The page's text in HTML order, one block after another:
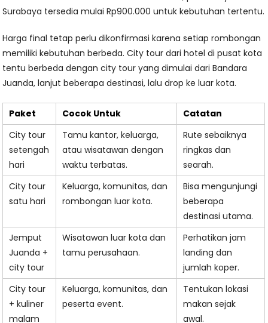
Surabaya tersedia mulai Rp900.000 untuk kebutuhan tertentu.
Harga final tetap perlu dikonfirmasi karena setiap rombongan
memiliki kebutuhan berbeda. City tour dari hotel di pusat kota
tentu berbeda dengan city tour yang dimulai dari Bandara
Juanda, lanjut beberapa destinasi, lalu drop ke luar kota.
Paket Cocok Untuk
Catatan
City tour
setengah
hari
Tamu kantor, keluarga,
atau wisatawan dengan
waktu terbatas.
Rute sebaiknya
ringkas dan
searah.
City tour
satu hari
Keluarga, komunitas, dan
rombongan luar kota.
Bisa mengunjungi
beberapa
destinasi utama.
Jemput
Juanda +
city tour
Wisatawan luar kota dan
tamu perusahaan.
Perhatikan jam
landing dan
jumlah koper.
City tour
+ kuliner
malam
Keluarga, komunitas, dan
peserta event.
Tentukan lokasi
makan sejak
awal.